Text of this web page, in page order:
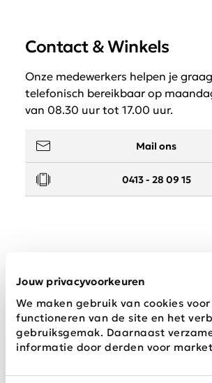
Jouw privacyvoorkeuren
We maken gebruik van cookies
functioneren van de site en het
gebruiksgemak. Daarnaast
informatie door derden voor
Contact & Winkels
Onze medewerkers helpen je
telefonisch bereikbaar op
van 08.30 uur tot 17.00 uur.
Mail ons
0413 - 28 09 15
Wij zijn Schijvens mode